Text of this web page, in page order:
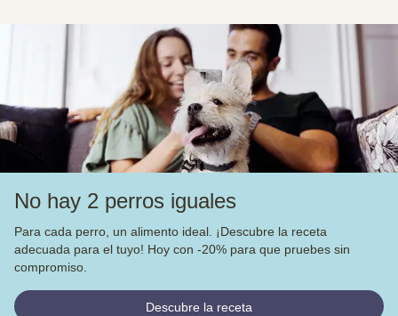
No hay 2 perros iguales
Para cada perro, un alimento ideal. ¡Descubre la receta
adecuada para el tuyo! Hoy con -20% para que pruebes sin
compromiso.
Descubre la receta